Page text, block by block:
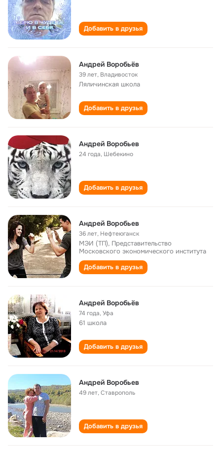
Добавить в друзья
Андрей Воробьёв
39 лет, Владивосток
Ляличинская школа
Добавить в друзья
Андрей Воробьев
24 года, Шебекино
Добавить в друзья
Андрей Воробьев
36 лет, Нефтеюганск
МЭИ (ТП), Представительство
Московского экономического института
Добавить в друзья
Андрей Воробьёв
74 года,Уфа
61 школа
Добавить в друзья
Андрей Воробьев
49 лет,Ставрополь
Добавить в друзья